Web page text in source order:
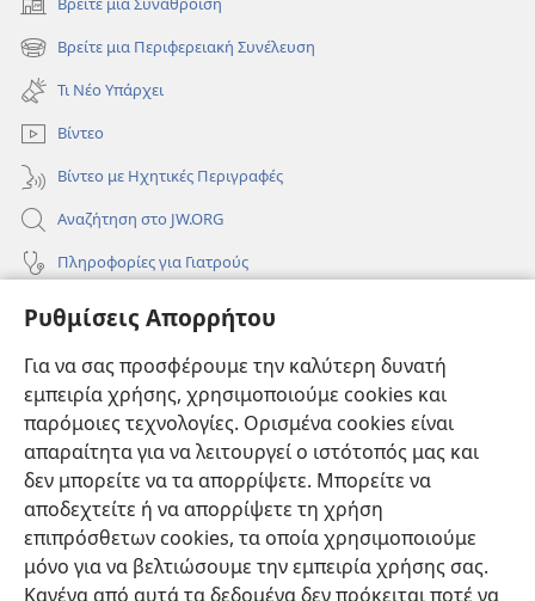
Ρυθμίσεις Απορρήτου
Για να σας προσφέρουμε την καλύτερη δυνατή
εμπειρία χρήσης, χρησιμοποιούμε cookies και
παρόμοιες τεχνολογίες. Ορισμένα cookies είναι
απαραίτητα για να λειτουργεί ο ιστότοπός μας και
δεν μπορείτε να τα απορρίψετε. Μπορείτε να
αποδεχτείτε ή να απορρίψετε τη χρήση
επιπρόσθετων cookies, τα οποία χρησιμοποιούμε
μόνο για να βελτιώσουμε την εμπειρία χρήσης σας.
Κανένα από αυτά τα δεδομένα δεν πρόκειται ποτέ να
(ανοίγει
νέο
παράθυρο)
Βρείτε μια Περιφερειακή Συνέλευση
(ανοίγει
νέο
παράθυρο)
Τι Νέο Υπάρχει
Βίντεο
Βίντεο με Ηχητικές Περιγραφές
Αναζήτηση στο JW.ORG
Πληροφορίες για Γιατρούς
Πληροφορίες για Επίσημους Φορείς και ΜΜΕ
Συνεισφορές
(ανοίγει
παράθυρο)ΔΙΑΔΙΚΤΥΑΚΗ ΒΙΒΛΙΟΘΗΚΗ της Σκοπιάς™
(ανοίγει
νέο
παράθυρο)
JW Hub ®
(ανοίγει
νέο
παράθυρο)JW Library®